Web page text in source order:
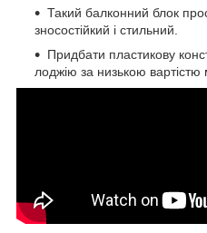
Такий балконний блок
зносостійкий і стильний.
Придбати пластикову
лоджію за низькою